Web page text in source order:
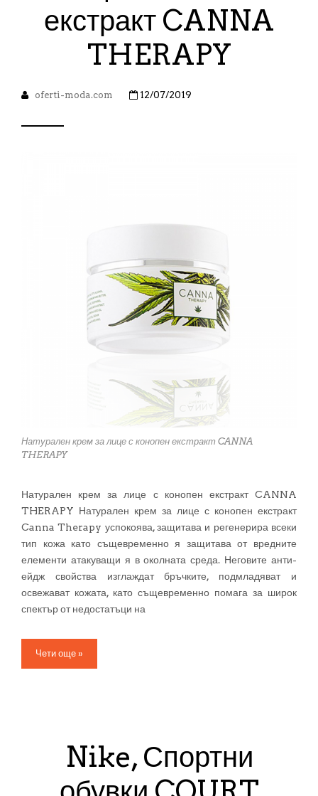
екстракт CANNA
THERAPY
oferti-moda.com 12/07/2019
Натурален крем за лице с конопен екстракт CANNA
THERAPY
Натурален крем за лице с конопен екстракт CANNA
THERAPY Натурален крем за лице с конопен екстракт
Canna Therapy успокоява, защитава и регенерира всеки
тип кожа като същевременно я защитава от вредните
елементи атакуващи я в околната среда. Неговите анти-
ейдж свойства изглаждат бръчките, подмладяват и
освежават кожата, като същевременно помага за широк
спектър от недостатъци на
Чети още »
Nike, Спортни